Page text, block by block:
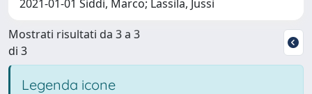
2021-01-01 Siddi, Marco; Lassila, Jussi
Mostrati risultati da 3 a 3
di 3
Legenda icone